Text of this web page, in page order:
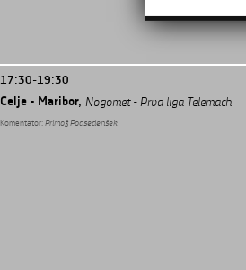
17:30-19:30
Celje - Maribor, Nogomet - Prva liga Telemach
Komentator:Primož Podsedenšek